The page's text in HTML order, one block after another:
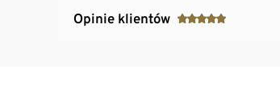
Opinie klientów